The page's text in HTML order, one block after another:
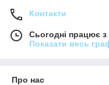
Контакти
Сьогодні працює
Показати весь
Про нас